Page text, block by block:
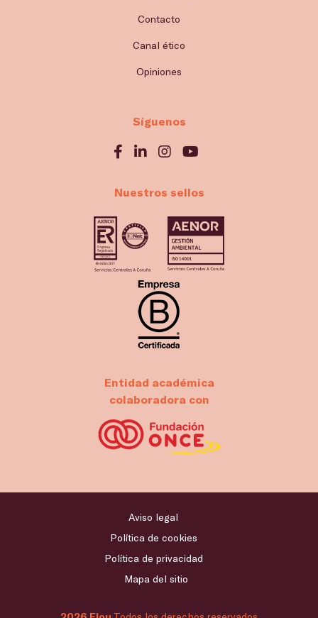
Contacto
Canal ético
Opiniones
Síguenos
Nuestros sellos
Entidad académica
colaboradora con
Aviso legal
Política de cookies
Política de privacidad
Mapa del sitio